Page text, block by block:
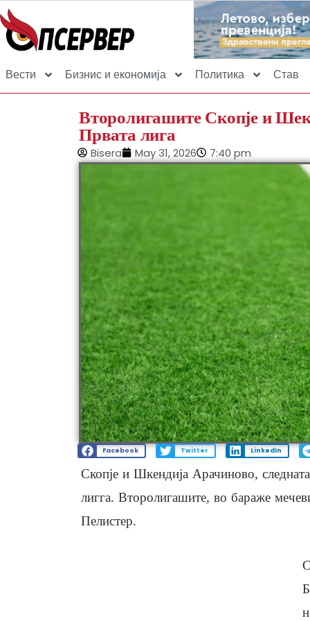
Вести Бизнис и економија Политика Став
Второлигашите Скопје и
Првата лига
Bisera May 31, 2026 7:40 pm
Facebook Twitter LinkedIn
Скопје и Шкендија Арачиново,
лигга. Второлигашите, во бараже
Пелистер.